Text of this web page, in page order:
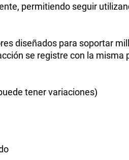
permitiendo seguir
diseñados para soportar
se registre con la
tener variaciones)